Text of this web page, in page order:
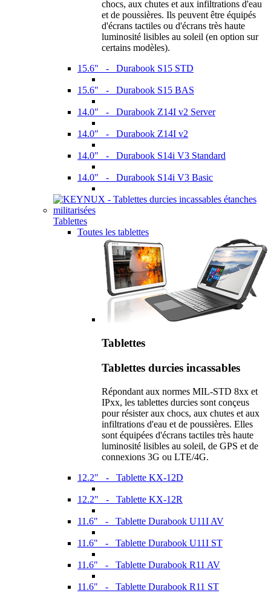
chocs, aux chutes et aux infiltrations d'eau
et de poussières. Ils peuvent être équipés
d'écrans tactiles ou d'écrans très haute
luminosité lisibles au soleil (en option sur
certains modèles).
15.6" - Durabook S15 STD
15.6" - Durabook S15 BAS
14.0" - Durabook Z14I v2 Server
14.0" - Durabook Z14I v2
14.0" - Durabook S14i V3 Standard
14.0" - Durabook S14i V3 Basic
Tablettes
Toutes les tablettes
Tablettes
Tablettes durcies incassables
Répondant aux normes MIL-STD 8xx et
IPxx, les tablettes durcies sont conçeus
pour résister aux chocs, aux chutes et aux
infiltrations d'eau et de poussières. Elles
sont équipées d'écrans tactiles très haute
luminosité lisibles au soleil, de GPS et de
connexions 3G ou LTE/4G.
12.2" - Tablette KX-12D
12.2" - Tablette KX-12R
11.6" - Tablette Durabook U11I AV
11.6" - Tablette Durabook U11I ST
11.6" - Tablette Durabook R11 AV
11.6" - Tablette Durabook R11 ST